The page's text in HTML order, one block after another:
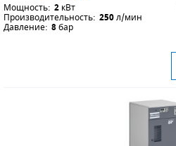
Мощность: 2 кВт
Производительность: 250л/мин
Давление: 8бар